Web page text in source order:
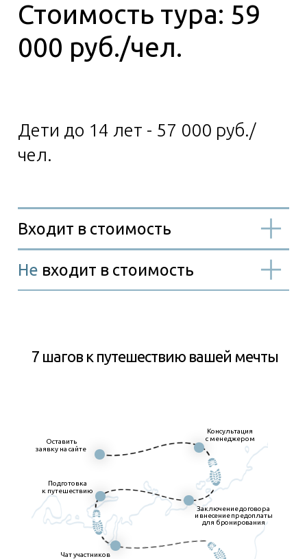
7 шагов к путешествию вашей мечты
Подготовка
к путешествию
Оставить
заявку на сайте
Чат участников
Консультация
с менеджером
Заключение договора
и внесение предоплаты
для бронирования